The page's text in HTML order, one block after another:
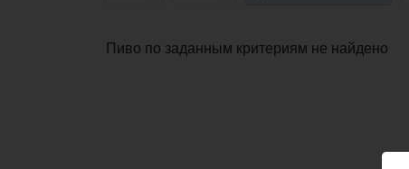
Пиво по заданным критериям не найдено